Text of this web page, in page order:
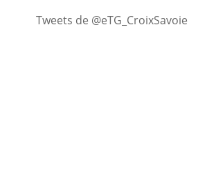
Tweets de @eTG_CroixSavoie